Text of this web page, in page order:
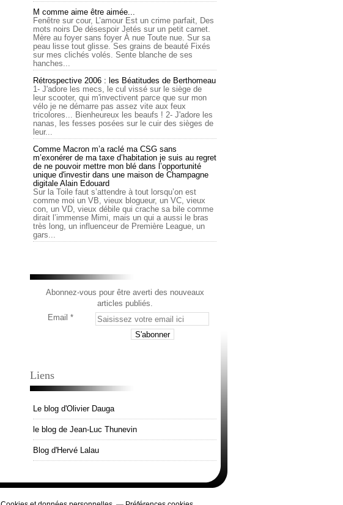
M comme aime être aimée...
Fenêtre sur cour, L’amour Est un crime parfait, Des
mots noirs De désespoir Jetés sur un petit carnet.
Mère au foyer sans foyer À nue Toute nue. Sur sa
peau lisse tout glisse. Ses grains de beauté Fixés
sur mes clichés volés. Sente blanche de ses
hanches...
Rétrospective 2006 : les Béatitudes de Berthomeau
1- J'adore les mecs, le cul vissé sur le siège de
leur scooter, qui m'invectivent parce que sur mon
vélo je ne démarre pas assez vite aux feux
tricolores... Bienheureux les beaufs ! 2- J'adore les
nanas, les fesses posées sur le cuir des sièges de
leur...
Comme Macron m’a raclé ma CSG sans
m’exonérer de ma taxe d’habitation je suis au regret
de ne pouvoir mettre mon blé dans l’opportunité
unique d'investir dans une maison de Champagne
digitale Alain Edouard
Sur la Toile faut s’attendre à tout lorsqu’on est
comme moi un VB, vieux blogueur, un VC, vieux
con, un VD, vieux débile qui crache sa bile comme
dirait l’immense Mimi, mais un qui a aussi le bras
très long, un influenceur de Première League, un
gars...
Abonnez-vous pour être averti des nouveaux
articles publiés.
Email
Liens
Le blog d'Olivier Dauga
le blog de Jean-Luc Thunevin
Blog d'Hervé Lalau